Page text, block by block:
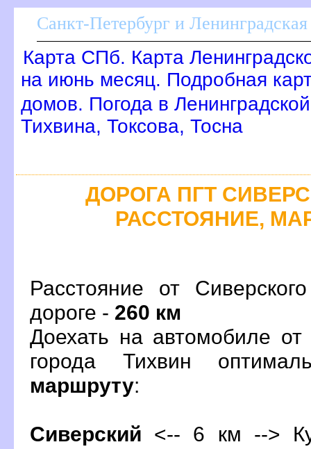
Санкт-Петербург и Ленинградская
Карта СПб. Карта
на июнь месяц. Подробная
домов. Погода в
Тихвина, Токсова, Тосна
ДОРОГА ПГТ
РАССТОЯНИЕ,
Расстояние от
дороге - 260 км
Доехать на автомобиле
орода Тихвин
маршруту:
Сиверский <-- 6 км -->